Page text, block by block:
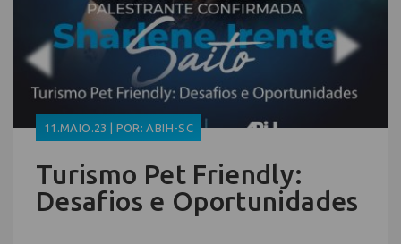
11.MAIO.23 | POR: ABIH-SC
Turismo Pet Friendly:
Desafios e Oportunidades